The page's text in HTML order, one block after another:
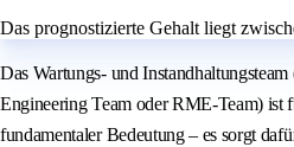
Das prognostizierte Gehalt liegt
Das Wartungs- und
Engineering Team oder RME-Team) ist
fundamentaler Bedeutung – es sorgt